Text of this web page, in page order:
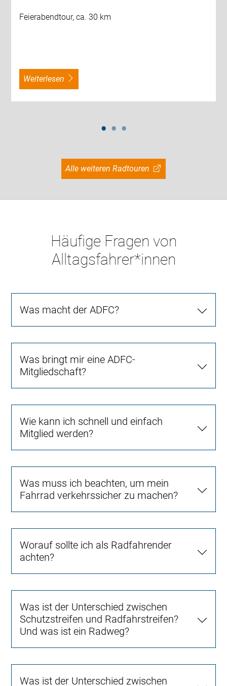
Feierabendtour, ca. 30 km
weiterlesen
Alle weiteren Radtouren
Häufige Fragen von
Alltagsfahrer*innen
Was macht der ADFC?
Was bringt mir eine ADFC-
Mitgliedschaft?
Wie kann ich schnell und einfach
Mitglied werden?
Was muss ich beachten, um mein
Fahrrad verkehrssicher zu machen?
Worauf sollte ich als Radfahrender
achten?
Was ist der Unterschied zwischen
Schutzstreifen und Radfahrstreifen?
Und was ist ein Radweg?
Was ist der Unterschied zwischen